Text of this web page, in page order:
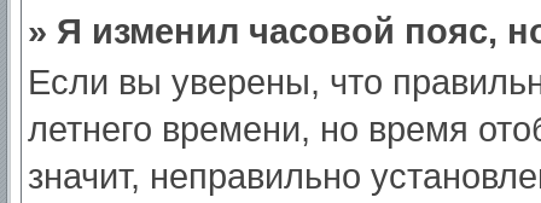
» Я изменил часовой пояс,
Если вы уверены, что
летнего времени, но время
значит, неправильно